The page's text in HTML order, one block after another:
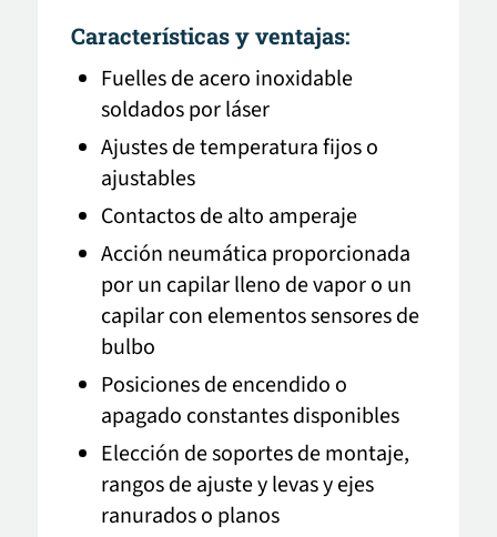
Características y ventajas:
Fuelles de acero inoxidable
soldados por láser
Ajustes de temperatura fijos o
ajustables
Contactos de alto amperaje
Acción neumática proporcionada
por un capilar lleno de vapor o un
capilar con elementos sensores de
bulbo
Posiciones de encendido o
apagado constantes disponibles
Elección de soportes de montaje,
rangos de ajuste y levas y ejes
ranurados o planos